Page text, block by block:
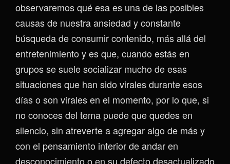
observaremos qué esa es una de las posibles
causas de nuestra ansiedad y constante
búsqueda de consumir contenido, más allá del
entretenimiento y es que, cuando estás en
grupos se suele socializar mucho de esas
situaciones que han sido virales durante esos
días o son virales en el momento, por lo que, si
no conoces del tema puede que quedes en
silencio, sin atreverte a agregar algo de más y
con el pensamiento interior de andar en
desconocimiento o en su defecto desactualizado